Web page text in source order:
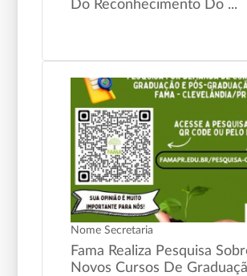
Do Reconhecimento Do ...
Nome Secretaria
Fama Realiza Pesquisa
Novos Cursos De